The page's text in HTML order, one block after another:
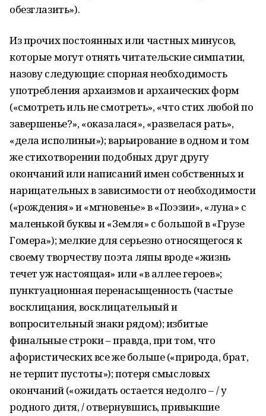
обезглазить»).
Из прочих постоянных или частных минусов,
которые могут отнять читательские симпатии,
назову следующие: спорная необходимость
употребления архаизмов и архаических форм
(«смотреть иль не смотреть», «что стих любой по
завершенье?», «оказалася», «развелася рать»,
«дела исполиньи»); варьирование в одном и том
же стихотворении подобных друг другу
окончаний или написаний имен собственных и
нарицательных в зависимости от необходимости
(«рождения» и «мгновенье» в «Поэзии», «луна» с
маленькой буквы и «Земля» с большой в «Грузе
Гомера»); мелкие для серьезно относящегося к
своему творчеству поэта ляпы вроде «жизнь
течет уж настоящая» или «в аллее героев»;
пунктуационная перенасыщенность (частые
восклицания, восклицательный и
вопросительный знаки рядом); избитые
финальные строки – правда, при том, что
афористических все же больше («природа, брат,
не терпит пустоты»); потеря смысловых
окончаний («ожидать остается недолго – / у
родного дитя, / отвернувшись, привыкшие